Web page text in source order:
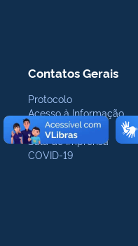
Contatos Gerais
Protocolo
Acesso à Informação
Ouvidoria
Sala de Imprensa
COVID-19